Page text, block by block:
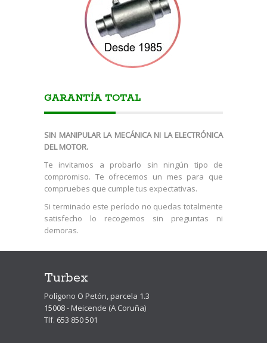
GARANTÍA TOTAL
SIN MANIPULAR LA MECÁNICA NI LA ELECTRÓNICA
DEL MOTOR.
Te invitamos a probarlo sin ningún tipo de
compromiso. Te ofrecemos un mes para que
compruebes que cumple tus expectativas.
Si terminado este período no quedas totalmente
satisfecho lo recogemos sin preguntas ni
demoras.
Turbex
Polígono O Petón, parcela 1.3
15008 - Meicende (A Coruña)
Tlf. 653 850 501